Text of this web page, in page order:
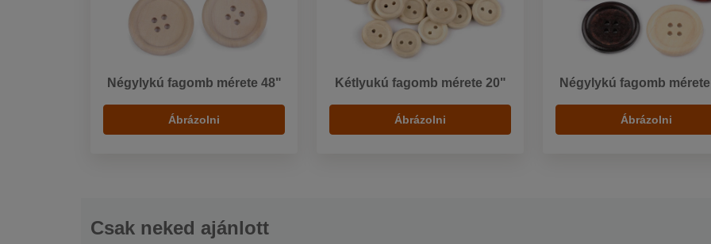
Négylykú fagomb mérete 48"
Ábrázolni
Kétlyukú fagomb mérete 20"
Ábrázolni
Négylykú fagomb
Ábrázolni
Csak neked ajánlott